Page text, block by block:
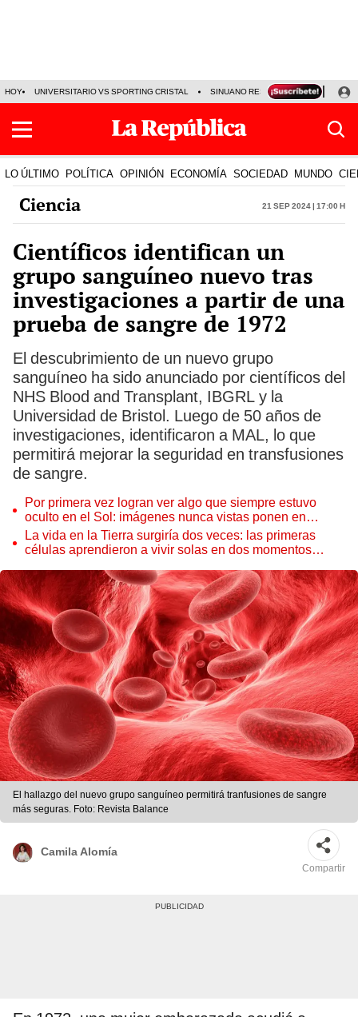
HOY UNIVERSITARIO VS SPORTING CRISTAL SINUANO RESULTADOS HOY
LO ÚLTIMO POLÍTICA OPINIÓN ECONOMÍA SOCIEDAD MUNDO
Ciencia 21 Sep 2024 | 17:00 h
Científicos identifican un
grupo sanguíneo nuevo tras
investigaciones a partir de una
prueba de sangre de 1972
El descubrimiento de un nuevo grupo
sanguíneo ha sido anunciado por científicos del
NHS Blood and Transplant, IBGRL y la
Universidad de Bristol. Luego de 50 años de
investigaciones, identificaron a MAL, lo que
permitirá mejorar la seguridad en transfusiones
de sangre.
Por primera vez logran ver algo que siempre estuvo
oculto en el Sol: imágenes nunca vistas ponen en
aprietos a científicos
La vida en la Tierra surgiría dos veces: las primeras
células aprendieron a vivir solas en dos momentos
El hallazgo del nuevo grupo sanguíneo permitirá tranfusiones de sangre
más seguras. Foto: Revista Balance
Camila Alomía
Compartir